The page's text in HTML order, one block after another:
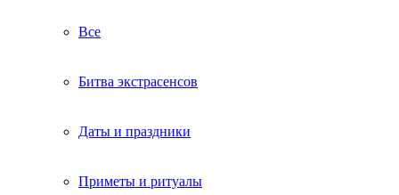
Все
Битва экстрасенсов
Даты и праздники
Приметы и ритуалы